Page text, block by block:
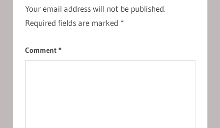
Your email address will not be published.
Required fields are marked *
Comment *